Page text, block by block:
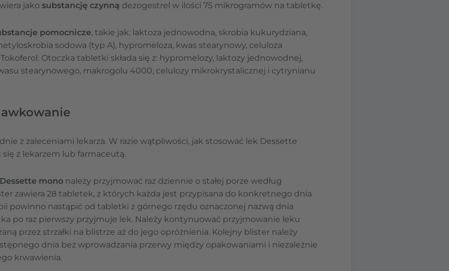
jako substancję czynną dezogestrel w ilości 75 mikrogramów na tabletkę.
pomocnicze, takie jak: laktoza jednowodna, skrobia kukurydziana,
sodowa (typ A), hypromeloza, kwas stearynowy, celuloza
Otoczka tabletki składa się z: hypromelozy, laktozy jednowodnej,
stearynowego, makrogolu 4000, celulozy mikrokrystalicznej i cytrynianu
z zaleceniami lekarza. W razie wątpliwości, jak stosować lek Dessette
z lekarzem lub farmaceutą.
mono należy przyjmować raz dziennie o stałej porze według
zawiera 28 tabletek, z których każda jest przypisana do konkretnego dnia
powinno nastąpić od tabletki z górnego rzędu oznaczonej nazwą dnia
po raz pierwszy przyjmuje lek. Należy kontynuować przyjmowanie leku
przez strzałki na blistrze aż do jego opróżnienia. Kolejny blister należy
dnia bez wprowadzania przerwy między opakowaniami i niezależnie
krwawienia.